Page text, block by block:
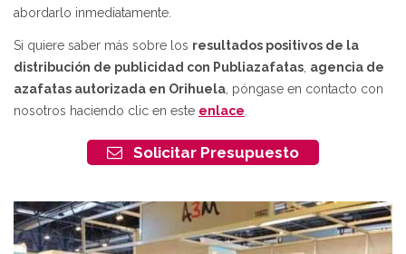
abordarlo inmediatamente.
Si quiere saber más sobre los resultados positivos de la
distribución de publicidad con Publiazafatas agencia de
azafatas autorizada en Orihuela , póngase en contacto con
nosotros haciendo clic en este enlace
Solicitar Presupuesto